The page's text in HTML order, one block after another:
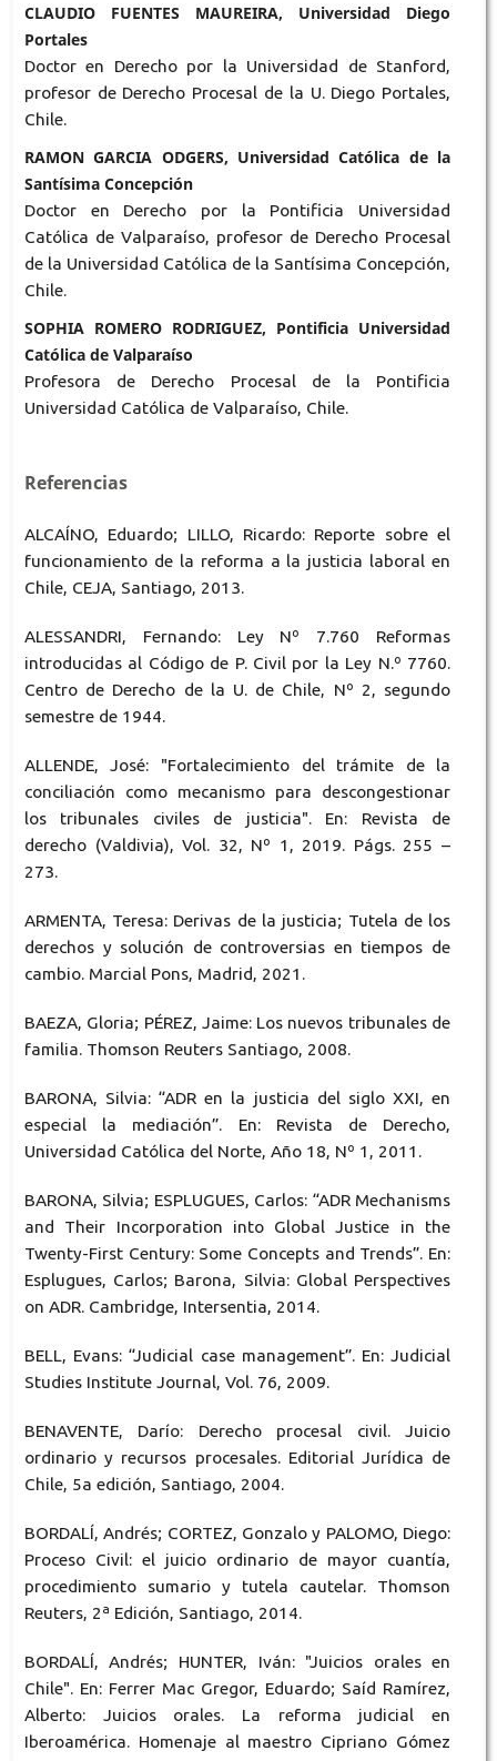
CLAUDIO FUENTES MAUREIRA, Universidad Diego
Portales
Doctor en Derecho por la Universidad de Stanford,
profesor de Derecho Procesal de la U. Diego Portales,
Chile.
RAMON GARCIA ODGERS, Universidad Católica de la
Santísima Concepción
Doctor en Derecho por la Pontificia Universidad
Católica de Valparaíso, profesor de Derecho Procesal
de la Universidad Católica de la Santísima Concepción,
Chile.
SOPHIA ROMERO RODRIGUEZ, Pontificia Universidad
Católica de Valparaíso
Profesora de Derecho Procesal de la Pontificia
Universidad Católica de Valparaíso, Chile.
Referencias
ALCAÍNO, Eduardo; LILLO, Ricardo: Reporte sobre el
funcionamiento de la reforma a la justicia laboral en
Chile, CEJA, Santiago, 2013.
ALESSANDRI, Fernando: Ley Nº 7.760 Reformas
introducidas al Código de P. Civil por la Ley N.º 7760.
Centro de Derecho de la U. de Chile, Nº 2, segundo
semestre de 1944.
ALLENDE, José: "Fortalecimiento del trámite de la
conciliación como mecanismo para descongestionar
los tribunales civiles de justicia". En: Revista de
derecho (Valdivia), Vol. 32, Nº 1, 2019. Págs. 255 –
273.
ARMENTA, Teresa: Derivas de la justicia; Tutela de los
derechos y solución de controversias en tiempos de
cambio. Marcial Pons, Madrid, 2021.
BAEZA, Gloria; PÉREZ, Jaime: Los nuevos tribunales de
familia. Thomson Reuters Santiago, 2008.
BARONA, Silvia: “ADR en la justicia del siglo XXI, en
especial la mediación”. En: Revista de Derecho,
Universidad Católica del Norte, Año 18, Nº 1, 2011.
BARONA, Silvia; ESPLUGUES, Carlos: “ADR Mechanisms
and Their Incorporation into Global Justice in the
Twenty-First Century: Some Concepts and Trends”. En:
Esplugues, Carlos; Barona, Silvia: Global Perspectives
on ADR. Cambridge, Intersentia, 2014.
BELL, Evans: “Judicial case management”. En: Judicial
Studies Institute Journal, Vol. 76, 2009.
BENAVENTE, Darío: Derecho procesal civil. Juicio
ordinario y recursos procesales. Editorial Jurídica de
Chile, 5a edición, Santiago, 2004.
BORDALÍ, Andrés; CORTEZ, Gonzalo y PALOMO, Diego:
Proceso Civil: el juicio ordinario de mayor cuantía,
procedimiento sumario y tutela cautelar. Thomson
Reuters, 2ª Edición, Santiago, 2014.
BORDALÍ, Andrés; HUNTER, Iván: "Juicios orales en
Chile". En: Ferrer Mac Gregor, Eduardo; Saíd Ramírez,
Alberto: Juicios orales. La reforma judicial en
Iberoamérica. Homenaje al maestro Cipriano Gómez